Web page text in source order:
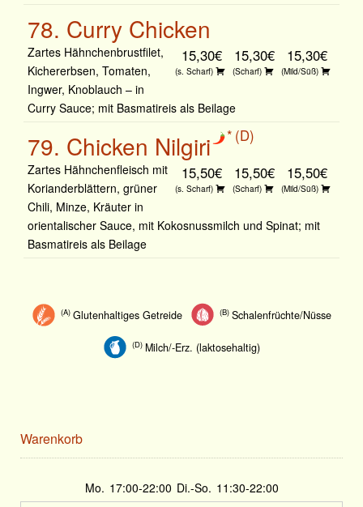
78. Curry Chicken
15,30€
(s. Scharf)
15,30€
(Scharf)
15,30€
(Mild/Süß)
Zartes Hähnchenbrustfilet,
Kichererbsen, Tomaten,
Ingwer, Knoblauch – in
Curry Sauce; mit Basmatireis als Beilage
79. Chicken Nilgiri
D
15,50€
(s. Scharf)
15,50€
(Scharf)
15,50€
(Mild/Süß)
Zartes Hähnchenfleisch mit
Korianderblättern, grüner
Chili, Minze, Kräuter in
orientalischer Sauce, mit Kokosnussmilch und Spinat; mit
Basmatireis als Beilage
A Glutenhaltiges Getreide B Schalenfrüchte/Nüsse
D Milch/-Erz. (laktosehaltig)
Warenkorb
Mo. 17:00-22:00 Di.-So. 11:30-22:00